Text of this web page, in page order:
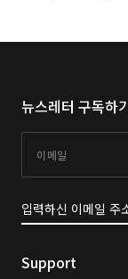
뉴스레터 구독하
입력하신 이메일 주
Support